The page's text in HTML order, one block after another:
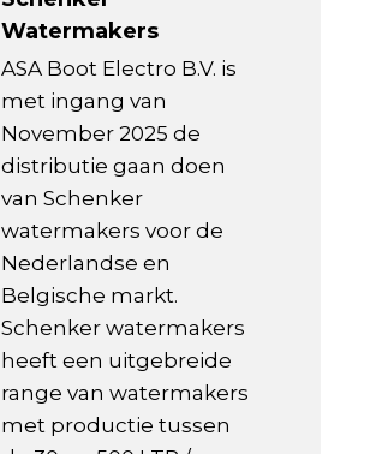
Watermakers
ASA Boot Electro B.V. is
met ingang van
November 2025 de
distributie gaan doen
van Schenker
watermakers voor de
Nederlandse en
Belgische markt.
Schenker watermakers
heeft een uitgebreide
range van watermakers
met productie tussen